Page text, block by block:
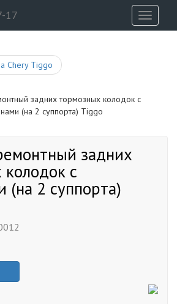
17
Toggle
Chery Tiggo
задних
с
(на 2 суппорта)